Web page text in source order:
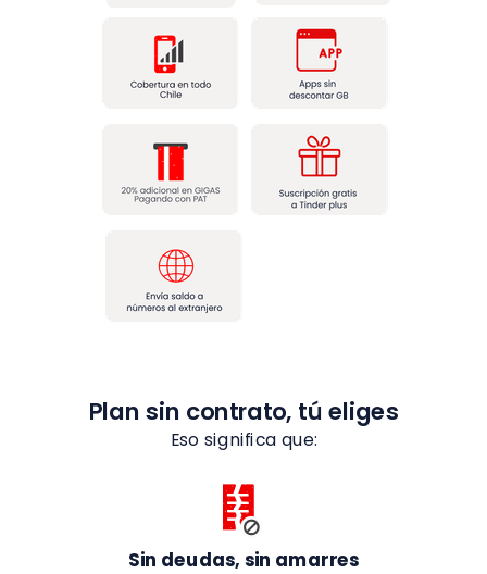
Plan sin contrato, tú eliges
Eso significa que:
Sin deudas, sin amarres